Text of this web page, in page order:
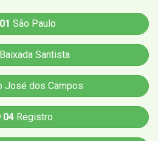
01 São Paulo
Santista
José dos Campos
04Registro